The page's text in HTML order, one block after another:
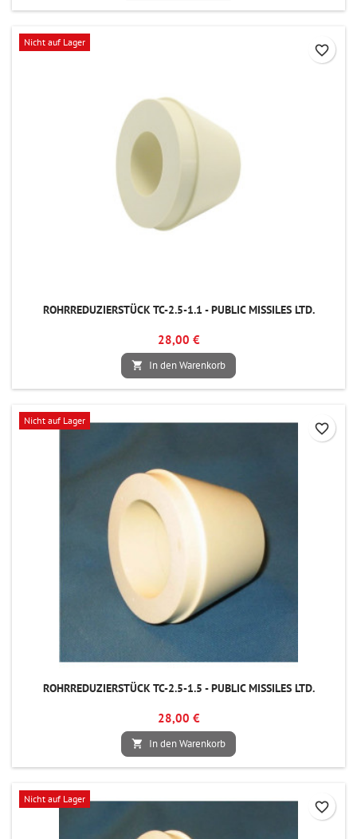
Nicht auf Lager
ROHRREDUZIERSTÜCK TC-2.5-1.1 - PUBLIC MISSILES LTD.
28,00 €
 In den Warenkorb
favorite_border
Nicht auf Lager
ROHRREDUZIERSTÜCK TC-2.5-1.5 - PUBLIC MISSILES LTD.
28,00 €
 In den Warenkorb
favorite_border
Nicht auf Lager
favorite_border